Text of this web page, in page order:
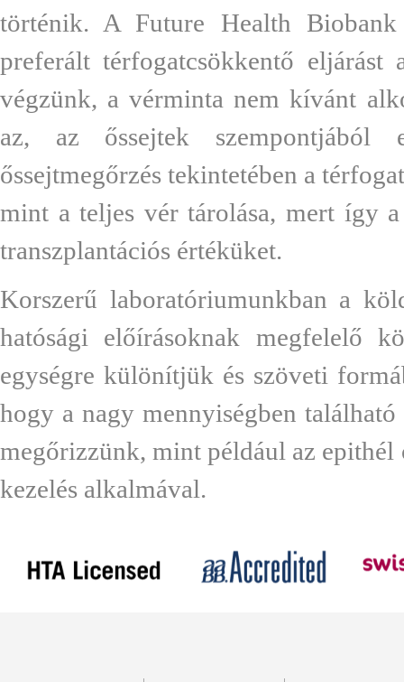
történik. A Future Health
preferált térfogatcsökkentő eljárást
végzünk, a vérminta nem kívánt
az, az őssejtek szempontjából
őssejtmegőrzés tekintetében a
mint a teljes vér tárolása, mert így
transzplantációs értéküket.
Korszerű laboratóriumunkban a
hatósági előírásoknak megfelelő
egységre különítjük és szöveti
hogy a nagy mennyiségben
megőrizzünk, mint például az epithél
kezelés alkalmával.